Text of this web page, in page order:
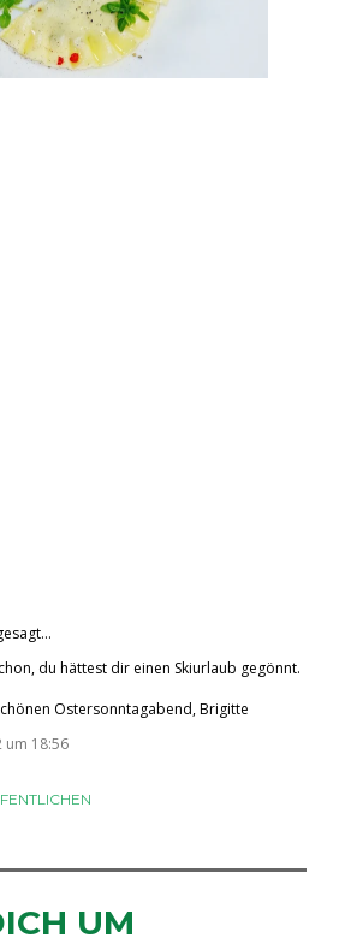
du hättest dir einen Skiurlaub gegönnt.
Ostersonntagabend, Brigitte
um 18:56
UM